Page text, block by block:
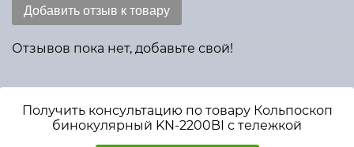
Добавить отзыв к товару
Отзывов пока нет, добавьте свой!
Получить консультацию по товару Кольпоскоп
бинокулярный KN-2200BI с тележкой